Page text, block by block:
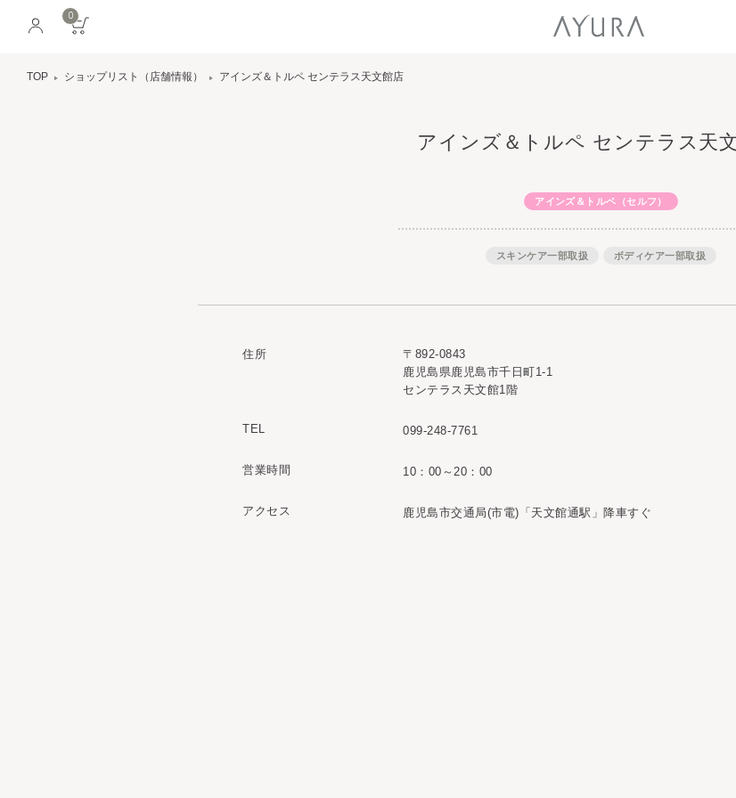
0
TOP ショップリスト（店舗情報） アインズ＆トルペ センテラス天文館店
アインズ＆トルペ センテラス天
アインズ＆トルペ（セルフ）
スキンケア一部取扱 ボディケア一部取扱
住所
〒892-0843
鹿児島県鹿児島市千日町1-1
センテラス天文館1階
TEL 099-248-7761
営業時間 10：00～20：00
アクセス 鹿児島市交通局(市電)「天文館通駅」降車すぐ